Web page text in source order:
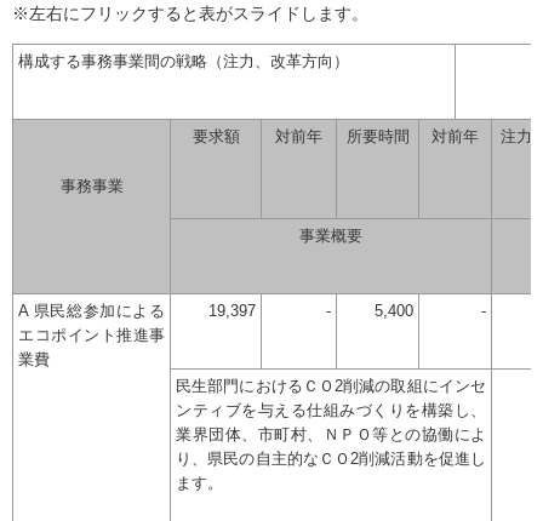
※左右にフリックすると表がスライドします。
構成する事務事業間の戦略（注力、改革方向）
事務事業
要求額 対前年 所要時間 対前年 注力
事業概要
A 県民総参加による
エコポイント推進事
業費
19,397 - 5,400 -
民生部門におけるＣＯ2削減の取組にインセ
ンティブを与える仕組みづくりを構築し、
業界団体、市町村、ＮＰＯ等との協働によ
り、県民の自主的なＣＯ2削減活動を促進し
ます。